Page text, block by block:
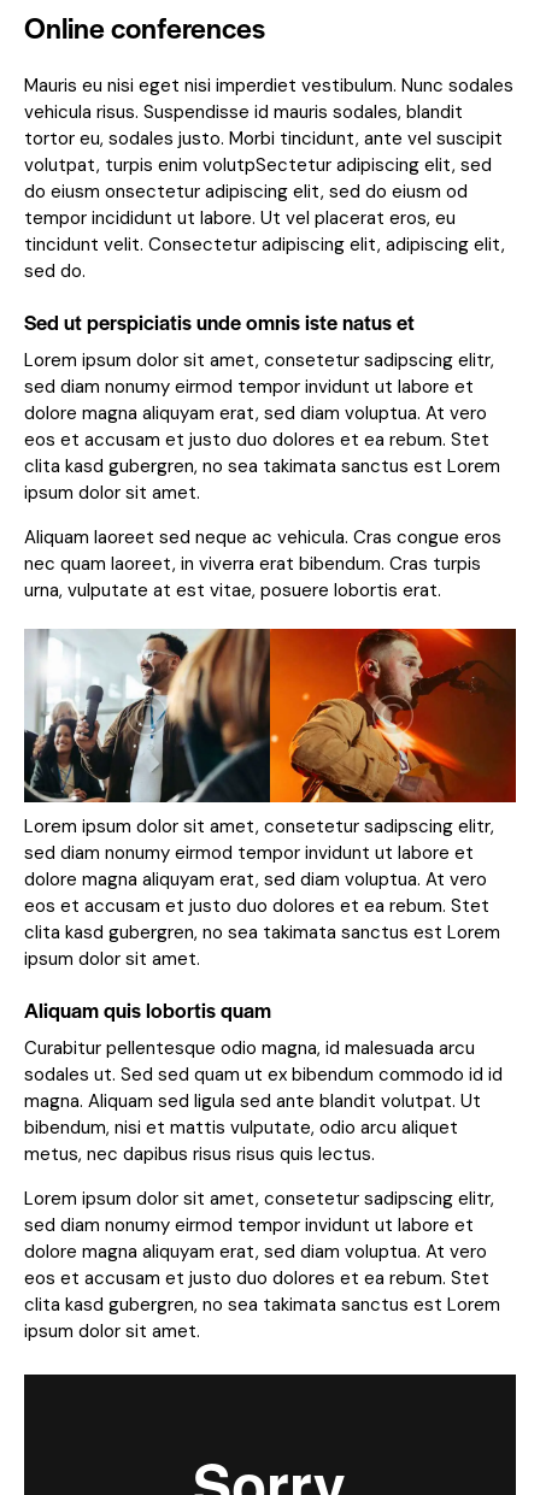
Online conferences
Mauris eu nisi eget nisi imperdiet vestibulum. Nunc sodales
vehicula risus. Suspendisse id mauris sodales, blandit
tortor eu, sodales justo. Morbi tincidunt, ante vel suscipit
volutpat, turpis enim volutpSectetur adipiscing elit, sed
do eiusm onsectetur adipiscing elit, sed do eiusm od
tempor incididunt ut labore. Ut vel placerat eros, eu
tincidunt velit. Consectetur adipiscing elit, adipiscing elit,
sed do.
Sed ut perspiciatis unde omnis iste natus et
Lorem ipsum dolor sit amet, consetetur sadipscing elitr,
sed diam nonumy eirmod tempor invidunt ut labore et
dolore magna aliquyam erat, sed diam voluptua. At vero
eos et accusam et justo duo dolores et ea rebum. Stet
clita kasd gubergren, no sea takimata sanctus est Lorem
ipsum dolor sit amet.
Aliquam laoreet sed neque ac vehicula. Cras congue eros
nec quam laoreet, in viverra erat bibendum. Cras turpis
urna, vulputate at est vitae, posuere lobortis erat.
Lorem ipsum dolor sit amet, consetetur sadipscing elitr,
sed diam nonumy eirmod tempor invidunt ut labore et
dolore magna aliquyam erat, sed diam voluptua. At vero
eos et accusam et justo duo dolores et ea rebum. Stet
clita kasd gubergren, no sea takimata sanctus est Lorem
ipsum dolor sit amet.
Aliquam quis lobortis quam
Curabitur pellentesque odio magna, id malesuada arcu
sodales ut. Sed sed quam ut ex bibendum commodo id id
magna. Aliquam sed ligula sed ante blandit volutpat. Ut
bibendum, nisi et mattis vulputate, odio arcu aliquet
metus, nec dapibus risus risus quis lectus.
Lorem ipsum dolor sit amet, consetetur sadipscing elitr,
sed diam nonumy eirmod tempor invidunt ut labore et
dolore magna aliquyam erat, sed diam voluptua. At vero
eos et accusam et justo duo dolores et ea rebum. Stet
clita kasd gubergren, no sea takimata sanctus est Lorem
ipsum dolor sit amet.